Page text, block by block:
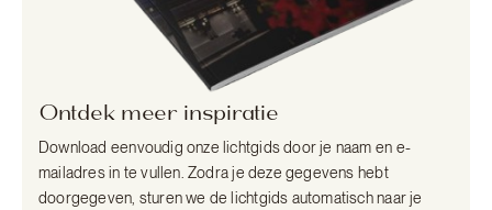
Ontdek meer inspiratie
Download eenvoudig onze lichtgids door je naam en e-
mailadres in te vullen. Zodra je deze gegevens hebt
doorgegeven, sturen we de lichtgids automatisch naar je